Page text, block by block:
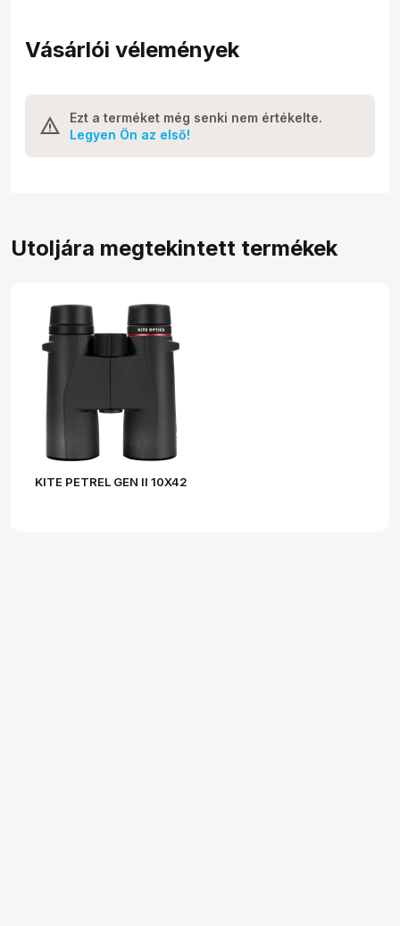
Vásárlói vélemények
Ezt a terméket még senki nem értékelte.
Legyen Ön az első!
Utoljára megtekintett termékek
KITE PETREL GEN II 10X42